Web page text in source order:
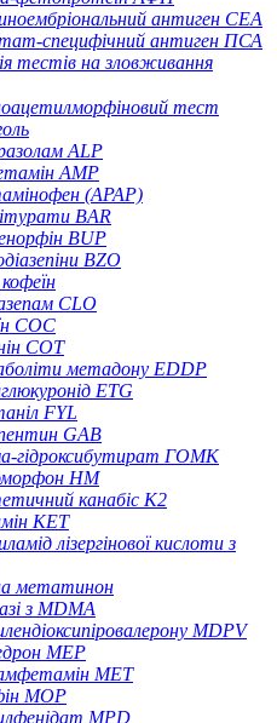
антиген CEA
специфічний антиген ПСА
тестів на зловживання
тест
ALP
AMP
(APAP)
BAR
BUP
BZO
CLO
COC
COT
метадону EDDP
ETG
FYL
GAB
гідроксибутират ГОМК
HM
канабіс K2
KET
лізергінової кислоти з
метатинон
з MDMA
MDPV
MEP
MET
MOP
MPD